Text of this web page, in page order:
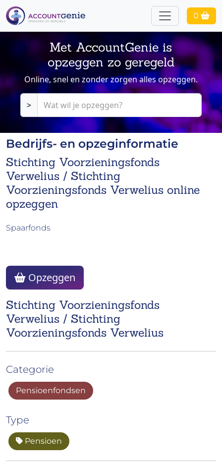
0
Met AccountGenie is
opzeggen zo geregeld
Online, snel en zonder zorgen alles opzeggen.
>
Bedrijfs- en opzeginformatie
Stichting Voorzieningsfonds
Verwelius / Stichting
Voorzieningsfonds Verwelius online
opzeggen
Spaarfonds
Stichting Voorzieningsfonds
Verwelius / Stichting
Voorzieningsfonds Verwelius
Opzeggen
Categorie
Pensioenfondsen
Type
Pensioen